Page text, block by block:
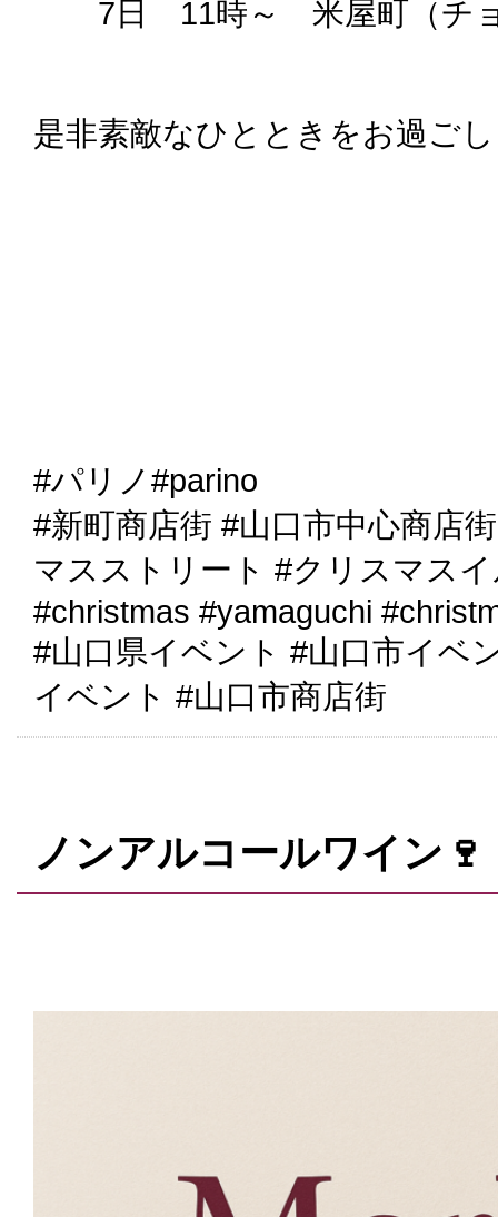
7日 11時～ 米屋町（チョ
是非素敵なひとときをお過ご
#パリノ#parino
#新町商店街 #山口市中心商店
マスストリート #クリスマス
#christmas #yamaguchi
#山口県イベント #山口市イベ
イベント #山口市商店街
ノンアルコールワイン🍷